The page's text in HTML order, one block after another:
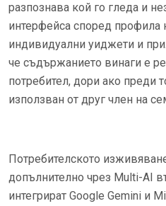
разпознава кой го гледа и
интерфейса според профила
индивидуални уиджети и
че съдържанието винаги е
потребител, дори ако преди
използван от друг член на
Потребителското
допълнително чрез Multi-AI
интегрират Google Gemini и